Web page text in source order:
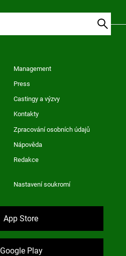
Management
Press
Castingy a výzvy
Kontakty
Zpracování osobních údajů
Nápověda
Redakce
Nastavení soukromí
App Store
Google Play